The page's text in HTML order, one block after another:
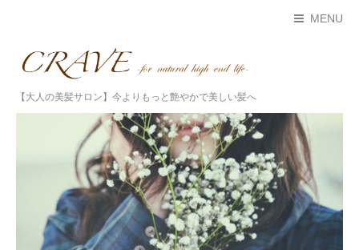
MENU
【大人の美髪サロン】今よりもっと艶やかで美しい髪へ